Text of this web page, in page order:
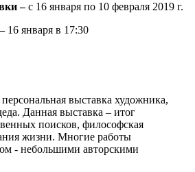
–с 16 января по 10 февраля 2019 г.
16 января в 17:30
выставка художника,
Данная выставка – итог
поисков, философская
жизни. Многие работы
- небольшими авторскими